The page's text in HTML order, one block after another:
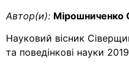
Автор(и): Мірошниченко
Науковий вісник
та поведінкові науки